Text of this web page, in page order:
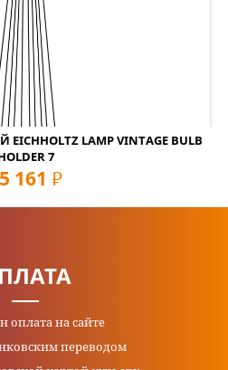
LAMP VINTAGE BULB
7
161 руб
оплата на сайте
переводом